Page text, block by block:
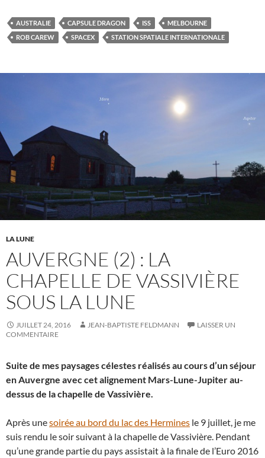
AUSTRALIE CAPSULE DRAGON ISS
MELBOURNE
ROB CAREW
SPACEX STATION SPATIALE INTERNATIONALE
LA LUNE
AUVERGNE (2) : LA
CHAPELLE DE VASSIVIÈRE
SOUS LA LUNE
JUILLET 24, 2016 JEAN-BAPTISTE FELDMANN
LAISSER UN
COMMENTAIRE
Suite de mes paysages célestes réalisés au cours d’un séjour
en Auvergne avec cet alignement Mars-Lune-Jupiter au-
dessus de la chapelle de Vassivière.
Après unesoirée au bord du lac des Hermines le 9 juillet, je me
suis rendu le soir suivant à la chapelle de Vassivière. Pendant
qu’une grande partie du pays assistait à la finale de l’Euro 2016